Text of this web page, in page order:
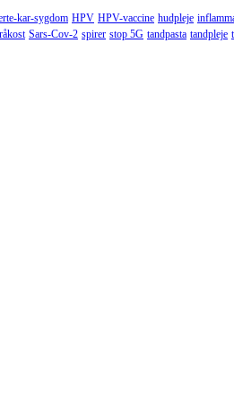
kar-sygdom HPV HPV-vaccine hudpleje
råkost Sars-Cov-2 spirer stop 5G tandpasta tandpleje